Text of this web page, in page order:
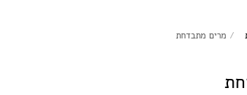
/ מרים מתבדחת